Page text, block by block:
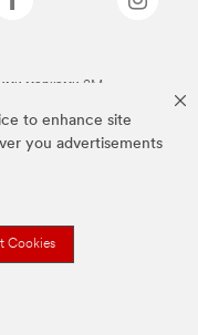
to enhance site
you advertisements
Cookies
марками 3M.